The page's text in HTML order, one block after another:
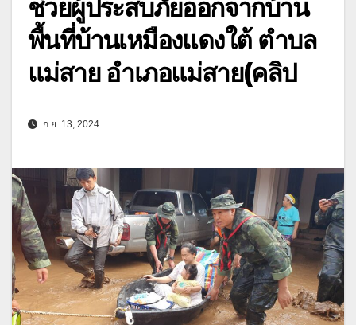
ช่วยผู้ประสบภัยออกจากบ้าน
พื้นที่บ้านเหมืองแดงใต้ ตำบล
แม่สาย อำเภอแม่สาย(คลิป
ก.ย. 13, 2024